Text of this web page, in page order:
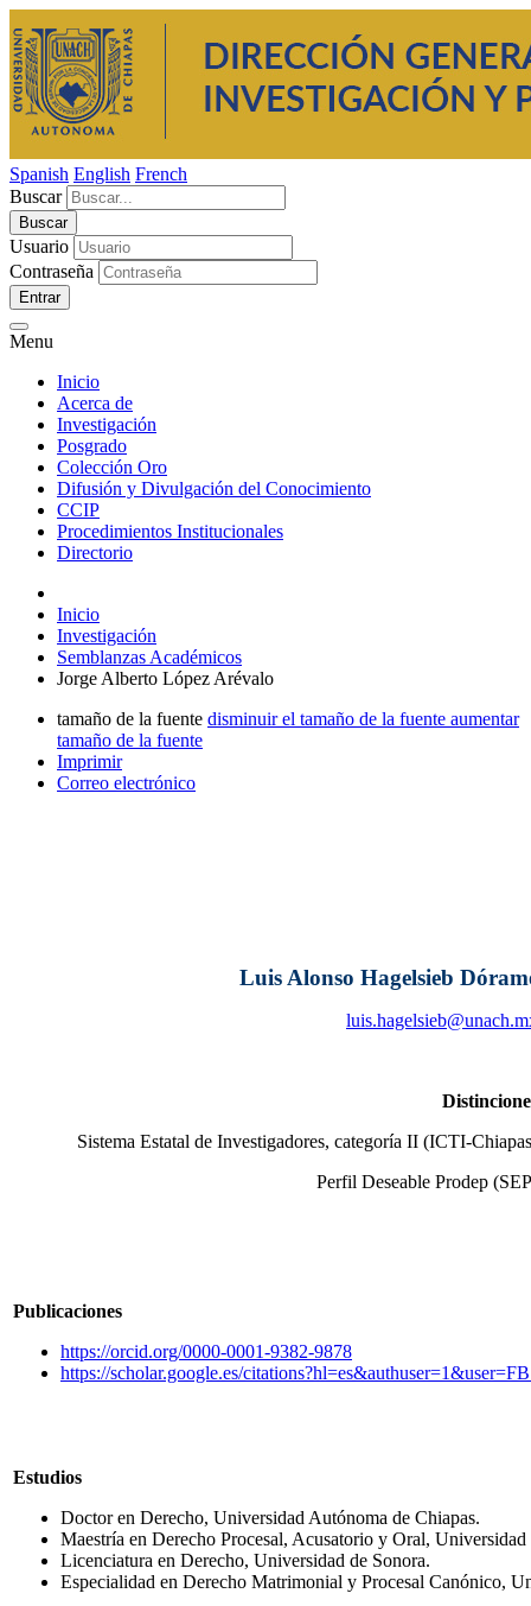
Spanish English French
Buscar
Usuario
Contraseña
Entrar
Menu
Inicio
Acerca de
Investigación
Posgrado
Colección Oro
Difusión y Divulgación del Conocimiento
CCIP
Procedimientos Institucionales
Directorio
Inicio
Investigación
Semblanzas Académicos
Jorge Alberto López Arévalo
tamaño de la fuente disminuir el tamaño de la fuente aumentar
tamaño de la fuente
Imprimir
Correo electrónico
Luis Alonso Hagelsieb
Sistema Estatal de Investigadores, categoría II (ICTI-
Perfil Deseable Prodep
Publicaciones
https://orcid.org/0000-0001-9382-9878
https://scholar.google.es/
Estudios
Doctor en Derecho, Universidad Autónoma de Chiapas.
Maestría en Derecho Procesal, Acusatorio y Oral, Universidad
Licenciatura en Derecho, Universidad de Sonora.
Especialidad en Derecho Matrimonial y Procesal Canónico,